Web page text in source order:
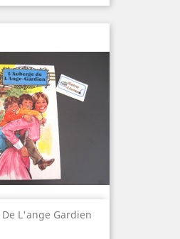
L'ange Gardien